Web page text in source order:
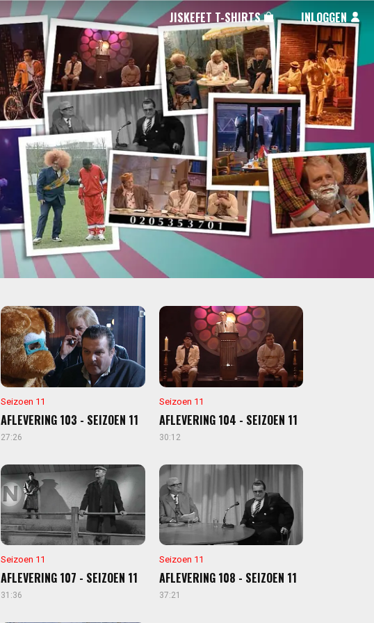
JISKEFET T-SHIRTS INLOGGEN
Seizoen 11
AFLEVERING 103 - SEIZOEN 11
27:26
Seizoen 11
AFLEVERING 104 - SEIZOEN 11
30:12
Seizoen 11
AFLEVERING 107 - SEIZOEN 11
31:36
Seizoen 11
AFLEVERING 108 - SEIZOEN 11
37:21